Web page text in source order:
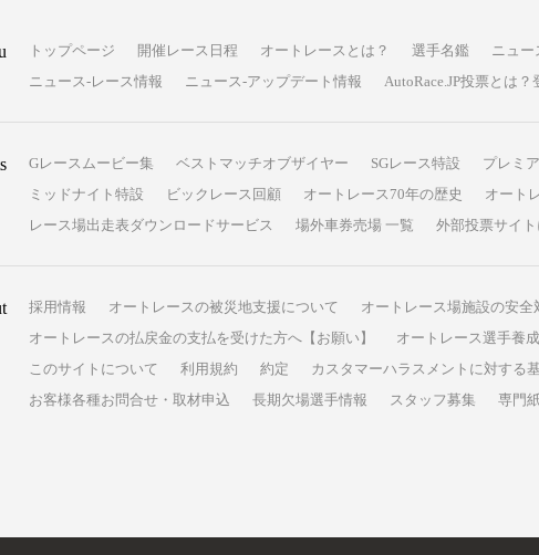
トップページ 開催レース日程 オートレースとは？ 選手名鑑 ニュー
ニュース-レース情報
ニュース-アップデート情報 AutoRace.JP投票とは？
Gレースムービー集 ベストマッチオブザイヤー SGレース特設 プレミ
ミッドナイト特設
ビックレース回顧 オートレース70年の歴史 オート
レース場出走表ダウンロードサービス
場外車券売場 一覧 外部投票サイ
採用情報 オートレースの被災地支援について
オートレース場施設の安
オートレースの払戻金の支払を受けた方へ【お願い】
オートレース選手養
このサイトについて
利用規約 約定 カスタマーハラスメントに対する
お客様各種お問合せ・取材申込
長期欠場選手情報 スタッフ募集 専門